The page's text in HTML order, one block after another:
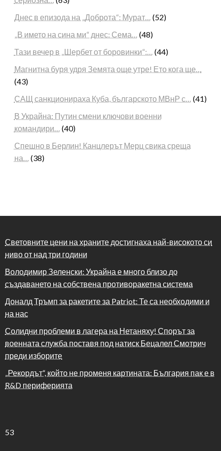
Днес в епизода на „Доброта“: Мурат… (52)
„В името на сина ми“ днес: Сема… (48)
Тази вечер в „Шербет от боровинки“:… (44)
Магнитна буря удря Земята още утре! Ето кога ще…
(43)
САЩ санкционираха Куба, българското МВнР с… (41)
В Украйна: Путин смени ключови военни
командири… (40)
Спешно в Берлин! Канцлерът Мерц свика среща
на… (38)
Световните цени на храните достигнаха най-високото си
ниво от над три години
Володимир Зеленски: Украйна е много близо до
създаването на собствена противоракетна система
Доналд Тръмп за ракетите за Patriot: Те са необходими и
на нас
Солидни проблеми в лагера на Нетаняху! Спорът за
военната служба поставя под натиск Бецалел Смотрич
преди изборите
„Рекордът“, който не променя картината: България пак е в
R&D периферията
53